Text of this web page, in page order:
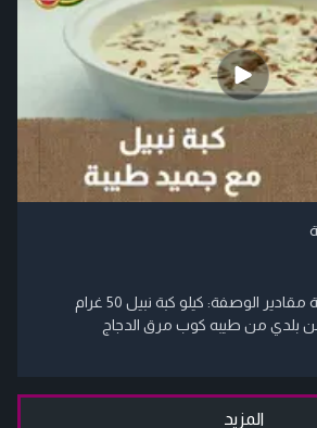
كبة نبيل مع جميد طيبة مقادير الوصفة: كيلو كبة نبيل 50 غرام
بلدي من طيبه كوب مرق الدجاج
المزيد